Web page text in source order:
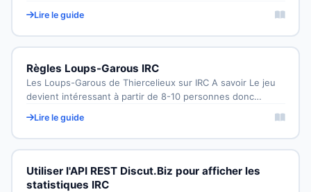
Lire le guide
Règles Loups-Garous IRC
Les Loups-Garous de Thiercelieux sur IRC A savoir Le jeu
devient intéressant à partir de 8-10 personnes donc…
Lire le guide
Utiliser l'API REST Discut.Biz pour afficher les
statistiques IRC